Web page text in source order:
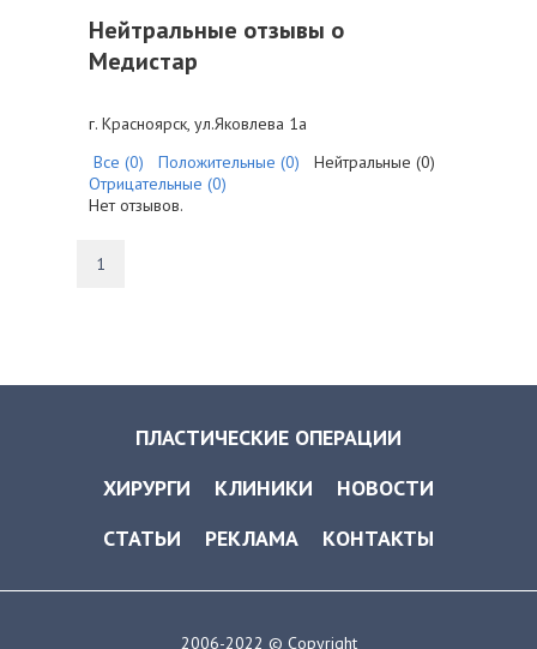
Нейтральные отзывы о
Медистар
г. Красноярск, ул.Яковлева 1а
Все (0)
Положительные (0) Нейтральные (0)
Отрицательные (0)
Нет отзывов.
1
ПЛАСТИЧЕСКИЕ ОПЕРАЦИИ
ХИРУРГИ
КЛИНИКИ
НОВОСТИ
СТАТЬИ
РЕКЛАМА КОНТАКТЫ
2006-2022 © Copyright